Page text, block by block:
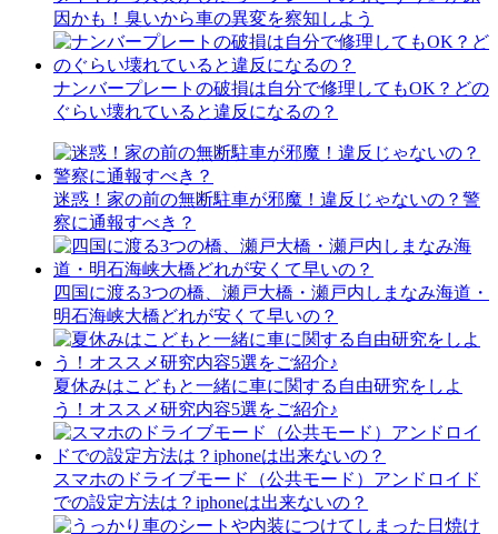
因かも！臭いから車の異変を察知しよう
ナンバープレートの破損は自分で修理してもOK？どの
ぐらい壊れていると違反になるの？
迷惑！家の前の無断駐車が邪魔！違反じゃないの？警
察に通報すべき？
四国に渡る3つの橋、瀬戸大橋・瀬戸内しまなみ海道・
明石海峡大橋どれが安くて早いの？
夏休みはこどもと一緒に車に関する自由研究をしよ
う！オススメ研究内容5選をご紹介♪
スマホのドライブモード（公共モード）アンドロイド
での設定方法は？iphoneは出来ないの？